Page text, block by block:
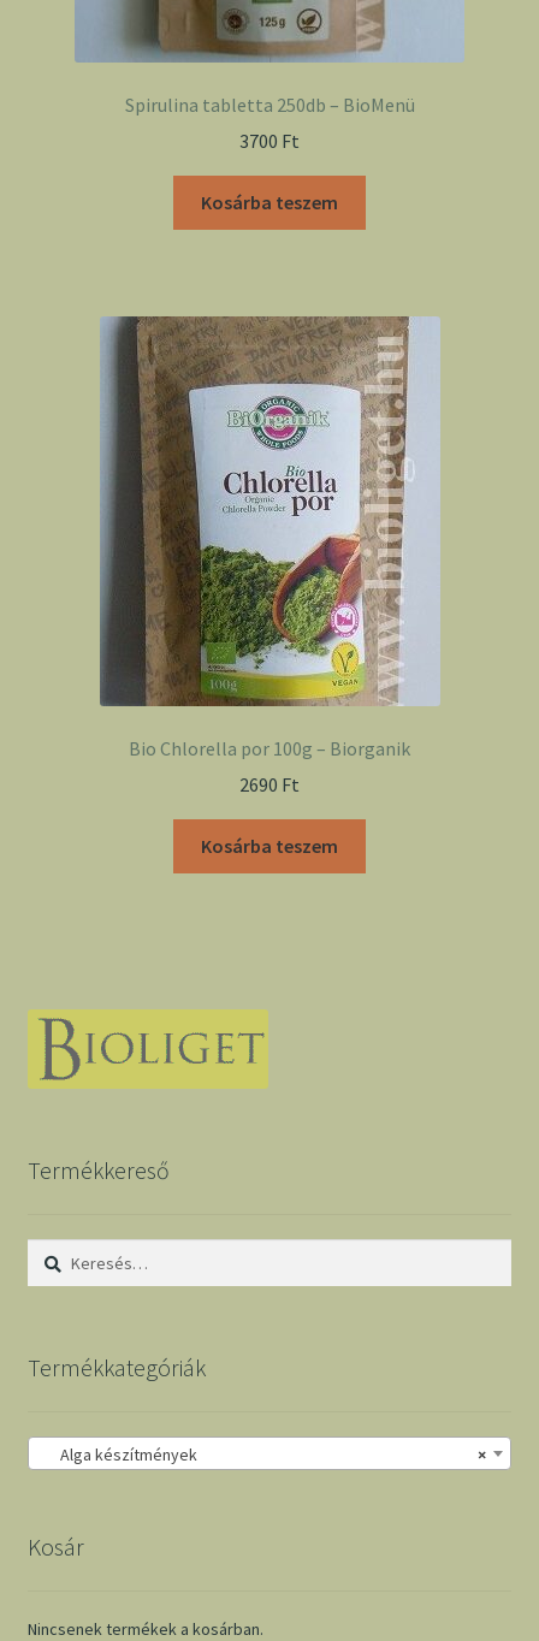
Spirulina tabletta 250db – BioMenü
3700 Ft
Kosárba teszem
Bio Chlorella por 100g – Biorganik
2690 Ft
Kosárba teszem
Termékkereső
Keresés:
Termékkategóriák
×
Alga készítmények
Kosár
Nincsenek termékek a kosárban.